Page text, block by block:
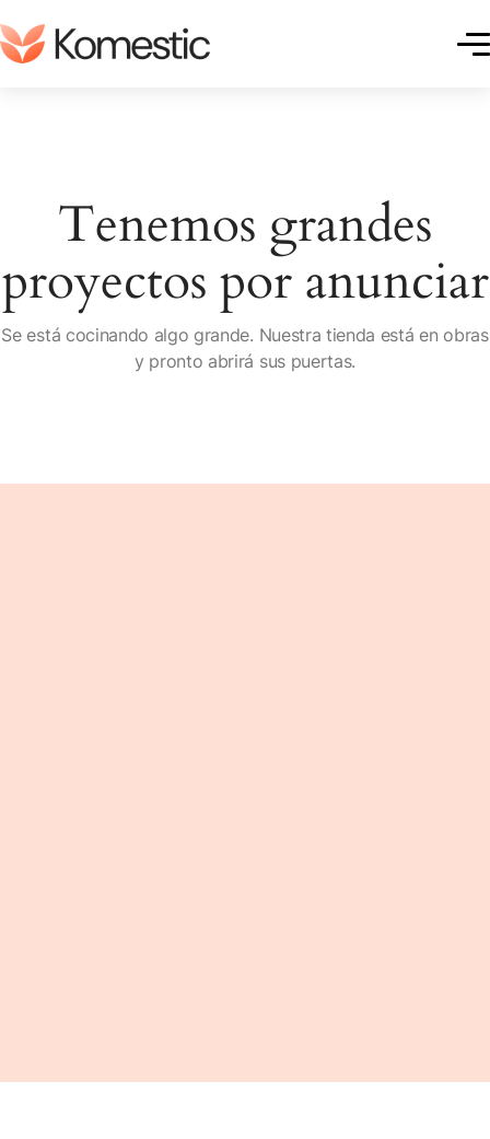
DESCRIPTION
Tenemos grandes
proyectos por anunciar
Se está cocinando algo grande. Nuestra tienda está en obras
y pronto abrirá sus puertas.